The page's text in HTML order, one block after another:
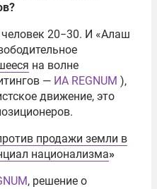
20−30. И «Алаш
на волне
— ИА REGNUM ),
движение, это
продажи земли в
национализма»
, решение о